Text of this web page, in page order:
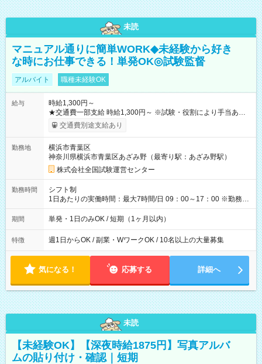
未読
マニュアル通りに簡単WORK◆未経験から好き
な時にお仕事できる！単発OK◎試験監督
アルバイト 職種未経験OK
給与
時給1,300円～
★交通費一部支給 時給1,300円～ ※試験・役割により手当あり
※勤務回数により昇給あり 【即給（前払い）オプションあ
り！】 希望される場合、勤務から1週間ほどで給与の一部を受け
例】 ・河合塾模擬試験 8:30～17:30（休憩1時間） 時給1,300円
×8時間＝日収10,400円＋交通費 ※当日の役割により時給＋100
円の場合あり ・国家試験 7:00～13:30（休憩なし） 時給1,300
円（役割手当＋100円）×6時間＝日収8,400円＋交通費 【試用期
間】試用期間なし
交通費別途支給あり
勤務地
横浜市青葉区
神奈川県横浜市青葉区あざみ野（最寄り駅：あざみ野駅）
株式会社全国試験運営センター
勤務時間
シフト制
1日あたりの実働時間：最大7時間/日 09：00～17：00 ※勤務時
間は 試験により異なります。
期間 単発・1日のみOK / 短期（1ヶ月以内）
特徴 週1日からOK / 副業・WワークOK / 10名以上の大量募集
気になる！ 応募する 詳細へ
未読
【未経験OK】【深夜時給1875円】写真アルバ
ムの貼り付け・確認｜短期